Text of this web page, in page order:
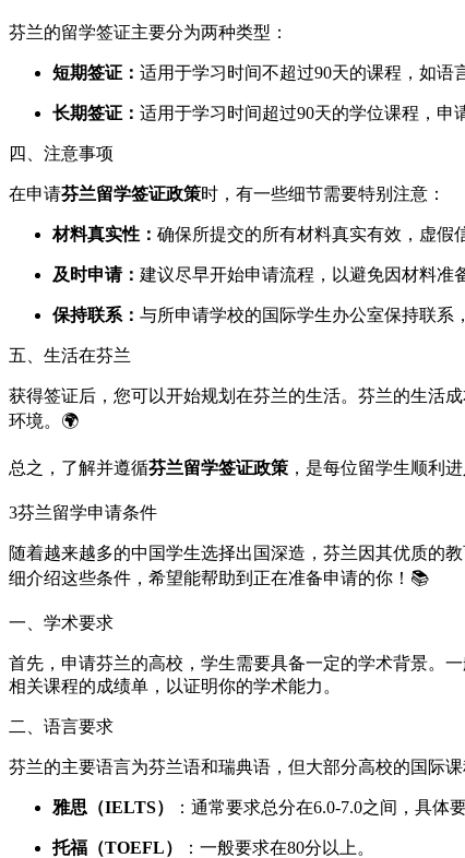
芬兰的留学签证主要分为两种类型：
短期签证： 适用于学习时间不超过90天的课程，如语
长期签证： 适用于学习时间超过90天的学位课程，申
四、注意事项
在申请芬兰留学签证政策时，有一些细节需要特别注意：
材料真实性： 确保所提交的所有材料真实有效，虚假
及时申请： 建议尽早开始申请流程，以避免因材料准
保持联系： 与所申请学校的国际学生办公室保持联系
五、生活在芬兰
获得签证后，您可以开始规划在芬兰的生活。芬兰的生活
环境。🌍
总之，了解并遵循芬兰留学签证政策 ，是每位留学生顺利
3芬兰留学申请条件
随着越来越多的中国学生选择出国深造，芬兰因其优质的
细介绍这些条件，希望能帮助到正在准备申请的你！📚
一、学术要求
首先，申请芬兰的高校，学生需要具备一定的学术背景。一
相关课程的成绩单，以证明你的学术能力。
二、语言要求
芬兰的主要语言为芬兰语和瑞典语，但大部分高校的国际
雅思（IELTS） ：通常要求总分在6.0-7.0之间，具体
托福（TOEFL） ：一般要求在80分以上。